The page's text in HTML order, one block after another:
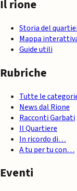
Il rione
Storia del
Mappa
Guide utili
Rubriche
Tutte le
News dal Rione
Racconti Garbati
Il Quartiere
In ricordo di…
A tu per tu con…
Eventi